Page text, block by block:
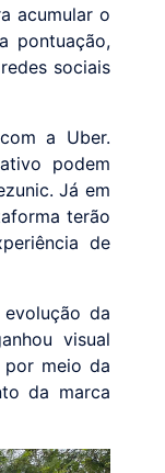
acumular o
pontuação,
sociais
a Uber.
podem
Já em
terão
de
da
visual
por meio da
da marca